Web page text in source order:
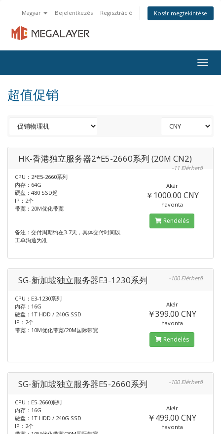
Magyar Bejelentkezés Regisztráció Kosár megtekintése
超值促销
HK-香港独立服务器2*E5-2660系列 (20M CN2)
-11 Elérhető
CPU：2*E5-2660系列
内存：64G
硬盘：480 SSD起
IP：2个
带宽：20M优化带宽
备注：交付周期约在3-7天，具体交付时间以
工单沟通为准
Akár
￥1000.00 CNY
havonta
Rendelés
SG-新加坡独立服务器E3-1230系列 -100 Elérhető
CPU：E3-1230系列
内存：16G
硬盘：1T HDD / 240G SSD
IP：2个
带宽：10M优化带宽/20M国际带宽
Akár
￥399.00 CNY
havonta
Rendelés
SG-新加坡独立服务器E5-2660系列 -100 Elérhető
CPU：E5-2660系列
内存：16G
硬盘：1T HDD / 240G SSD
IP：2个
Akár
￥499.00 CNY
havonta